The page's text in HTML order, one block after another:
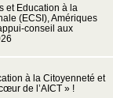
et Education à la
(ECSI), Amériques
conseil aux
à la Citoyenneté et
de l’AICT » !